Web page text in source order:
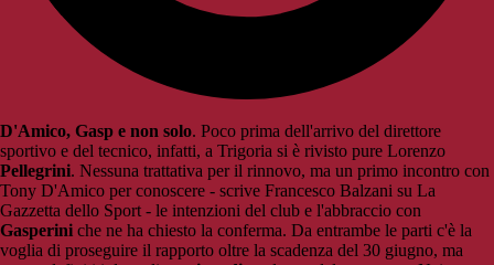
D'Amico, Gasp e non solo. Poco prima dell'arrivo del direttore
sportivo e del tecnico, infatti, a Trigoria si è rivisto pure Lorenzo
Pellegrini. Nessuna trattativa per il rinnovo, ma un primo incontro con
Tony D'Amico per conoscere - scrive Francesco Balzani su La
Gazzetta dello Sport - le intenzioni del club e l'abbraccio con
Gasperini che ne ha chiesto la conferma. Da entrambe le parti c'è la
voglia di proseguire il rapporto oltre la scadenza del 30 giugno, ma